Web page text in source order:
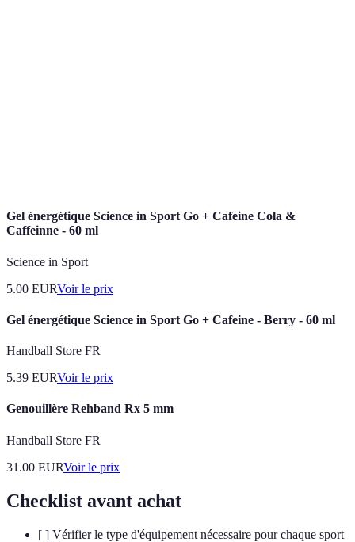
Gel énergétique Science in Sport Go + Cafeine Cola &
Caffeinne - 60 ml
Science in Sport
5.00 EURVoir le prix
Gel énergétique Science in Sport Go + Cafeine - Berry - 60 ml
Handball Store FR
5.39 EURVoir le prix
Genouillère Rehband Rx 5 mm
Handball Store FR
31.00 EURVoir le prix
Checklist avant achat
[ ] Vérifier le type d'équipement nécessaire pour chaque sport